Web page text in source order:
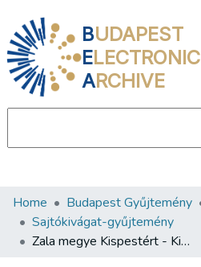
BUDAPEST
ELECTRONIC
ARCHIVE
Communities & Collections
All of DSpace
Home Budapest Gyűjtemény
Sajtókivágat-gyűjtemény
Zala megye Kispestért - Kispest Zaláért